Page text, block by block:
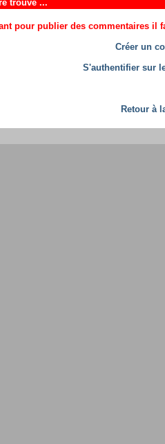
trouvé ...
pour publier des commentaires il
Créer un
S'authentifier sur
Retour à